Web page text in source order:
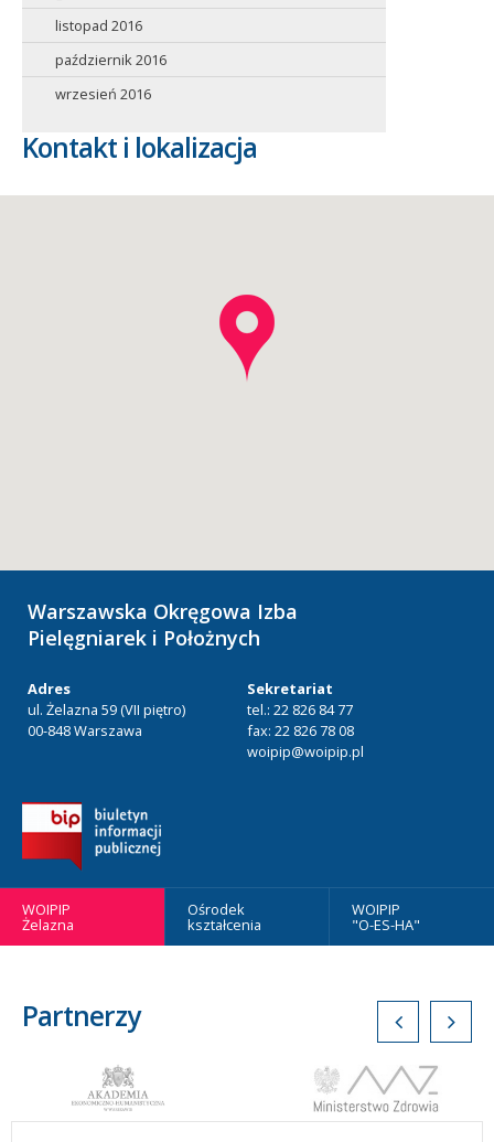
listopad 2016
październik 2016
wrzesień 2016
Kontakt i lokalizacja
Warszawska Okręgowa Izba
Pielęgniarek i Położnych
Adres
ul. Żelazna 59 (VII piętro)
00-848 Warszawa
Sekretariat
tel.: 22 826 84 77
fax: 22 826 78 08
woipip@woipip.pl
WOIPIP
Żelazna
Ośrodek
kształcenia
WOIPIP
"O-ES-HA"
Partnerzy